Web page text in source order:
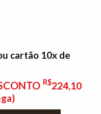
cartão 10x de
R$224,10